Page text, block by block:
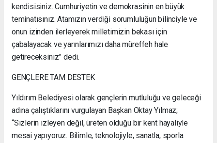
kendisisiniz. Cumhuriyetin ve demokrasinin en büyük
teminatısınız. Atamızın verdiği sorumluluğun bilinciyle ve
onun izinden ilerleyerek milletimizin bekası için
çabalayacak ve yarınlarımızı daha müreffeh hale
getireceksiniz” dedi.
GENÇLERE TAM DESTEK
Yıldırım Belediyesi olarak gençlerin mutluluğu ve geleceği
adına çalıştıklarını vurgulayan Başkan Oktay Yılmaz;
“Sizlerin izleyen değil, üreten olduğu bir kent hayaliyle
mesai yapıyoruz. Bilimle, teknolojiyle, sanatla, sporla